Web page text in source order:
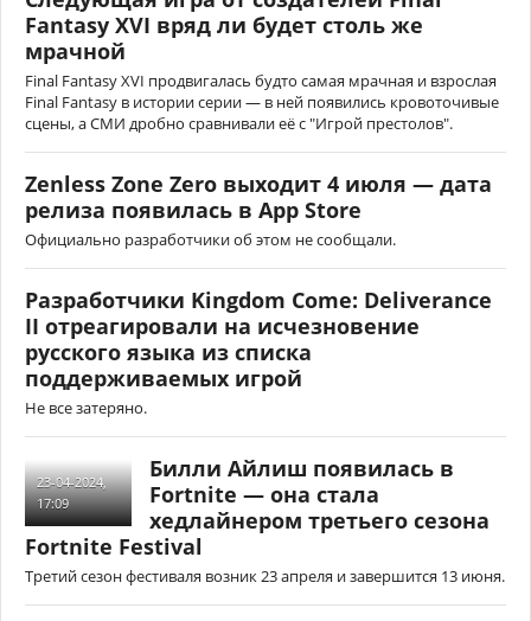
Fantasy XVI вряд ли будет столь же
мрачной
Final Fantasy XVI продвигалась будто самая мрачная и взрослая
Final Fantasy в истории серии — в ней появились кровоточивые
сцены, а СМИ дробно сравнивали её с "Игрой престолов".
Zenless Zone Zero выходит 4 июля — дата
релиза появилась в App Store
Официально разработчики об этом не сообщали.
Разработчики Kingdom Come: Deliverance
II отреагировали на исчезновение
русского языка из списка
поддерживаемых игрой
Не все затеряно.
23-04-2024,
17:09
Билли Айлиш появилась в
Fortnite — она стала
хедлайнером третьего сезона
Fortnite Festival
Третий сезон фестиваля возник 23 апреля и завершится 13 июня.